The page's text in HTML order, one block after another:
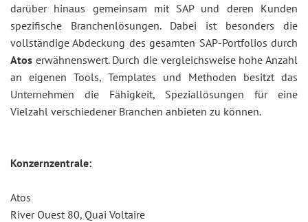
darüber hinaus gemeinsam mit SAP und deren Kunden
spezifische Branchenlösungen. Dabei ist besonders die
vollständige Abdeckung des gesamten SAP-Portfolios durch
Atos erwähnenswert. Durch die vergleichsweise hohe Anzahl
an eigenen Tools, Templates und Methoden besitzt das
Unternehmen die Fähigkeit, Speziallösungen für eine
Vielzahl verschiedener Branchen anbieten zu können.
Konzernzentrale:
Atos
River Ouest 80, Quai Voltaire